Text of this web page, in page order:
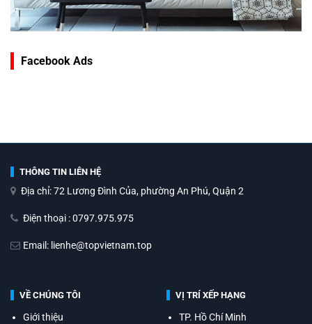
Facebook Ads
THÔNG TIN LIÊN HỆ
Địa chỉ: 72 Lương Đình Của, phường An Phú, Quận 2
Điện thoại : 0797.975.975
Email: lienhe@topvietnam.top
VỀ CHÚNG TÔI
Giới thiệu
VỊ TRÍ XẾP HẠNG
TP. Hồ Chí Minh